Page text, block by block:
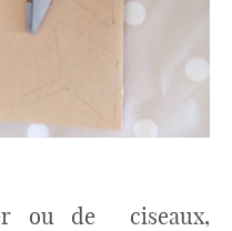
ou de ciseaux,